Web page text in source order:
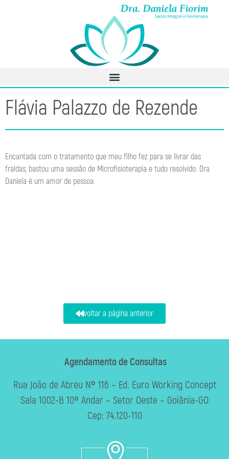
Flávia Palazzo de Rezende
Encantada com o tratamento que meu filho fez para se livrar das
fraldas, bastou uma sessão de Microfisioterapia e tudo resolvido. Dra
Daniela é um amor de pessoa.
voltar a página anterior
Agendamento de Consultas
Rua João de Abreu Nº 116 – Ed. Euro Working Concept
Sala 1002-B 10º Andar – Setor Oeste – Goiânia-GO
Cep: 74.120-110